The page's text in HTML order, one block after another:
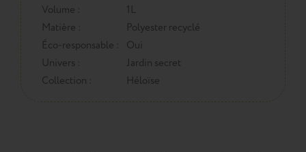
Volume :
1L
Matière :
Polyester recyclé
Éco-responsable :
Oui
Univers :
Jardin secret
Collection :
Héloïse